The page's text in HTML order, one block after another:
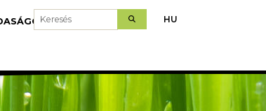
LETÖLTÉS
Keresés HU